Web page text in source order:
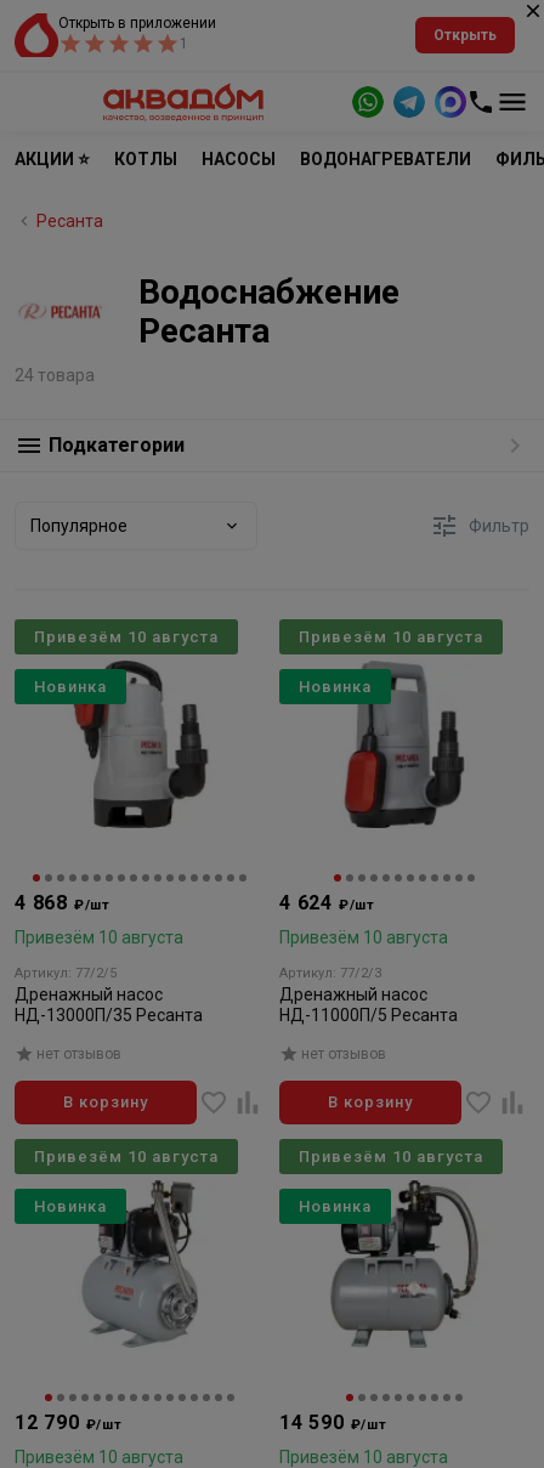
Открыть в приложении
1
Открыть
АКЦИИ ⭐ КОТЛЫ НАСОСЫ ВОДОНАГРЕВАТЕЛИ
Ресанта
Водоснабжение
Ресанта
24 товара
Подкатегории
Популярное Фильтр
4 868 ₽/шт
Привезём 10 августа
Артикул: 77/2/5
Дренажный насос
НД-13000П/35 Ресанта
нет отзывов
В корзину
Привезём 10 августа
Новинка
4 624 ₽/шт
Привезём 10 августа
Артикул: 77/2/3
Дренажный насос
НД-11000П/5 Ресанта
нет отзывов
В корзину
Привезём 10 августа
Новинка
12 790 ₽/шт
Привезём 10 августа
Привезём 10 августа
Новинка
14 590 ₽/шт
Привезём 10 августа
Привезём 10 августа
Новинка